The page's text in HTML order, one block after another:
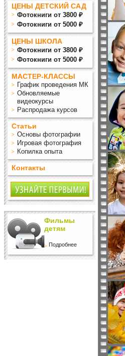
ЦЕНЫ ДЕТСКИЙ САД
Фотокниги от 3800 ₽
Фотокниги от 5000 ₽
ЦЕНЫ ШКОЛА
Фотокниги от 3800 ₽
Фотокниги от 5000 ₽
МАСТЕР-КЛАССЫ
График проведения МК
Обновляемые
видеокурсы
Распродажа курсов
Статьи
Основы фотографии
Игровая фотография
Копилка опыта
Контакты
Фильмы
детям
Подробнее